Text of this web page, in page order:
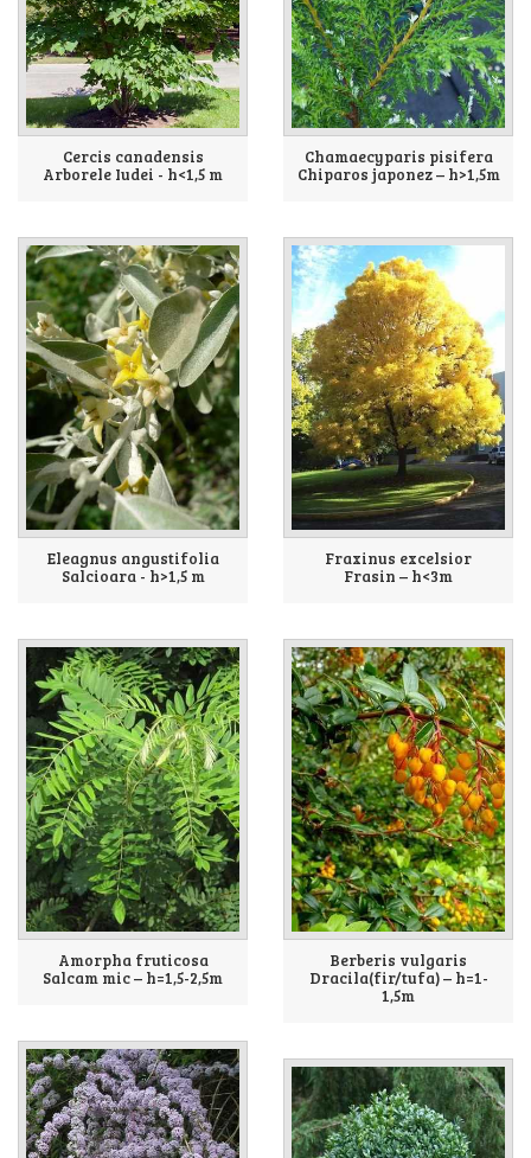
Cercis canadensis
Arborele Iudei - h<1,5 m
Chamaecyparis pisifera
Chiparos japonez – h>1,5m
Eleagnus angustifolia
Salcioara - h>1,5 m
Fraxinus excelsior
Frasin – h<3m
Amorpha fruticosa
Salcam mic – h=1,5-2,5m
Berberis vulgaris
Dracila(fir/tufa) – h=1-
1,5m